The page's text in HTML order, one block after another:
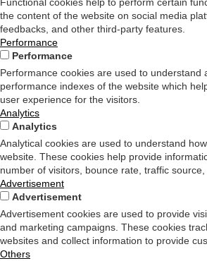
the content of the website on social media
feedbacks, and other third-party features.
Performance
Performance
Performance cookies are used to understand
performance indexes of the website which
user experience for the visitors.
Analytics
Analytics
Analytical cookies are used to understand
website. These cookies help provide
number of visitors, bounce rate, traffic source,
Advertisement
Advertisement
Advertisement cookies are used to provide
and marketing campaigns. These cookies
websites and collect information to provide
Others